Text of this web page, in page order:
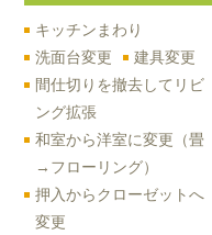
キッチンまわり
洗面台変更
建具変更
間仕切りを撤去してリビ
ング拡張
和室から洋室に変更（畳
→フローリング）
押入からクローゼットへ
変更